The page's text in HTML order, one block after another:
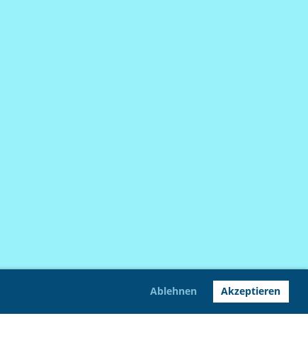
Ablehnen Akzeptieren